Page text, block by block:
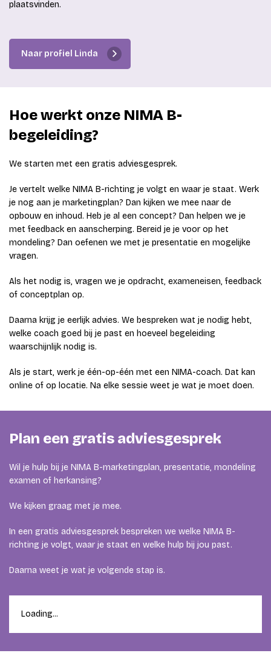
plaatsvinden.
Naar profiel Linda
Hoe werkt onze NIMA B-
begeleiding?
We starten met een gratis adviesgesprek.
Je vertelt welke NIMA B-richting je volgt en waar je staat. Werk
je nog aan je marketingplan? Dan kijken we mee naar de
opbouw en inhoud. Heb je al een concept? Dan helpen we je
met feedback en aanscherping. Bereid je je voor op het
mondeling? Dan oefenen we met je presentatie en mogelijke
vragen.
Als het nodig is, vragen we je opdracht, exameneisen, feedback
of conceptplan op.
Daarna krijg je eerlijk advies. We bespreken wat je nodig hebt,
welke coach goed bij je past en hoeveel begeleiding
waarschijnlijk nodig is.
Als je start, werk je één-op-één met een NIMA-coach. Dat kan
online of op locatie. Na elke sessie weet je wat je moet doen.
Plan een gratis adviesgesprek
Wil je hulp bij je NIMA B-marketingplan, presentatie, mondeling
examen of herkansing?
We kijken graag met je mee.
In een gratis adviesgesprek bespreken we welke NIMA B-
richting je volgt, waar je staat en welke hulp bij jou past.
Daarna weet je wat je volgende stap is.
Loading...